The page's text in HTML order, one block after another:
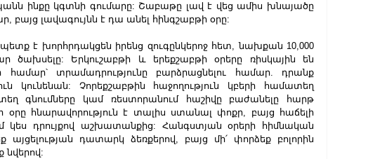
ինքը կգտնի գումարը: Շաբաթը լավ է վեց ամիս խնայածը
բայց լավագույնն է դա անել հինգշաբթի օրը:
է խորհրդակցեն իրենց զուգընկերոջ հետ, նախքան 10,000
ծախսելը: Երկուշաբթի և երեքշաբթի օրերը ռիսկային են
համար՝ տրամադրությունը բարձրացնելու համար. դրանք
կունենան: Չորեքշաբթին հաջողություն կբերի համատեղ
գնումները կամ ռեստորանում հաշիվը բաժանելը հարթ
օրը հնարավորություն է տալիս ստանալ փոքր, բայց հաճելի
կես դրույքով աշխատանքից: Հանգստյան օրերի հիմնական
այցելության դատարկ ձեռքերով, բայց մի՛ փորձեք բոլորին
նվերով: